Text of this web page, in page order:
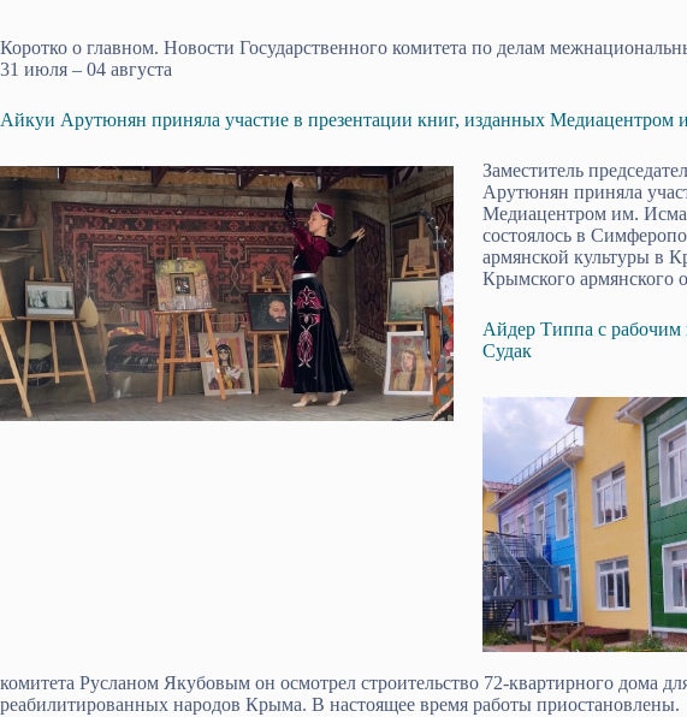
Коротко о главном. Новости Государственного комитета по делам
31 июля – 04 августа
Айкуи Арутюнян приняла участие в презентации книг, изданных Медиацентром
Заместитель
Арутюнян приняла
Медиацентром им.
состоялось в
армянской культуры в
Крымского армянского
Айдер Типпа с рабочим
Судак
комитета Русланом Якубовым он осмотрел строительство 72-квартирного дома
реабилитированных народов Крыма. В настоящее время работы приостановлены.